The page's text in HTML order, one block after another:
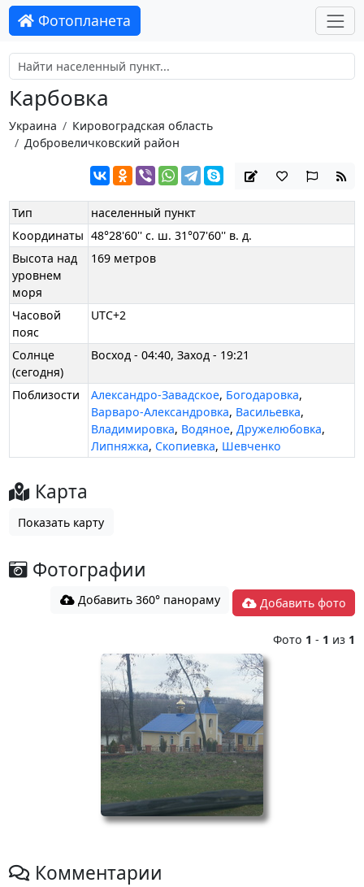
Фотопланета
Карбовка
Украина
Кировоградская область
Добровеличковский район
Тип
населенный пункт
Координаты 48°28'60'' с. ш. 31°07'60'' в. д.
Высота над
уровнем
моря
169 метров
Часовой
пояс
UTC+2
Солнце
(сегодня)
Восход - 04:40, Заход - 19:21
Поблизости Александро-Завадское, Богодаровка,
Варваро-Александровка, Васильевка,
Владимировка, Водяное,Дружелюбовка,
Липняжка, Скопиевка, Шевченко
Карта
Показать карту
Фотографии
Добавить 360° панораму Добавить фото
Фото 1 - 1 из 1
Комментарии